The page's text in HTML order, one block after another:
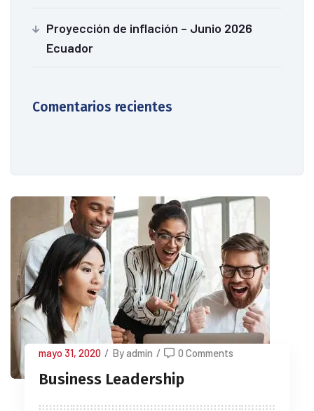
Proyección de inflación – Junio 2026
Ecuador
Comentarios recientes
mayo 31, 2020 / By admin / 0 Comments
Business Leadership